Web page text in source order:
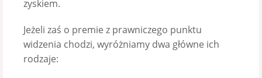
zyskiem.
Jeżeli zaś o premie z prawniczego punktu
widzenia chodzi, wyróżniamy dwa główne ich
rodzaje: